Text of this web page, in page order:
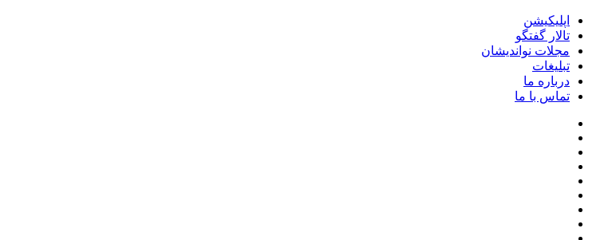
اپلیکیشن
تالار گفتگو
مجلات نواندیشان
تبلیغات
درباره ما
تماس با ما